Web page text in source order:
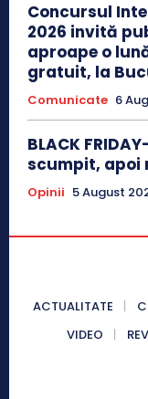
Concursul
2026 invită
aproape o
gratuit, la
Comunicate 6
BLACK
scumpit, apoi
Opinii 5 August
ACTUALITATE
VIDEO